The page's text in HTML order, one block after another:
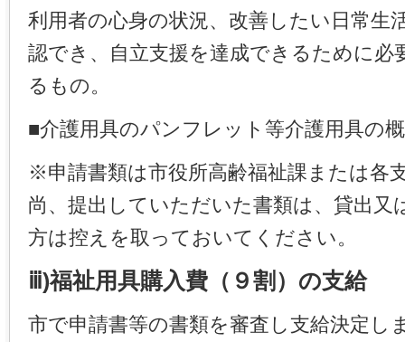
利用者の心身の状況、改善したい日常生
認でき、自立支援を達成できるために
るもの。
■介護用具のパンフレット等介護用具の
※申請書類は市役所高齢福祉課または各
尚、提出していただいた書類は、貸出
方は控えを取っておいてください。
ⅲ)福祉用具購入費（９割）の支給
市で申請書等の書類を審査し支給決定し